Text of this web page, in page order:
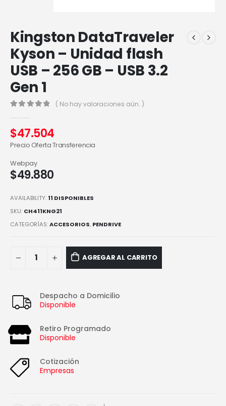
Kingston DataTraveler
Kyson – Unidad flash
USB – 256 GB – USB 3.2
Gen 1
( No hay valoraciones aún. )
$47.504
Precio Oferta Transferencia
$49.880
Webpay
AVAILABILITY:11 DISPONIBLES
SKU: CH411KNG21
CATEGORÍAS:ACCESORIOS, PENDRIVE
AGREGAR AL CARRITO
Despacho a Domicilio
Disponible
Retiro Programado
Disponible
Cotización
Empresas